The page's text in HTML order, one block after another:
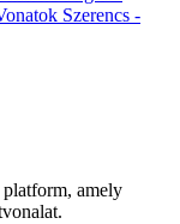
Szerencs -
amely